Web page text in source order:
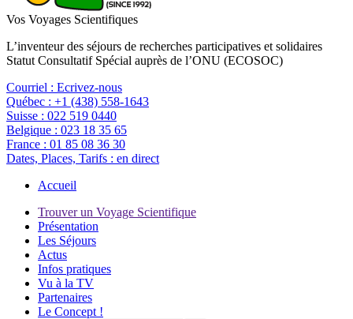
Vos Voyages Scientifiques
L’inventeur des séjours de recherches participatives et solidaires
Statut Consultatif Spécial auprès de l’ONU (ECOSOC)
Courriel : Ecrivez-nous
Québec : +1 (438) 558-1643
Suisse : 022 519 0440
Belgique : 023 18 35 65
France : 01 85 08 36 30
Dates, Places, Tarifs : en direct
Accueil
Trouver un Voyage Scientifique
Présentation
Les Séjours
Actus
Infos pratiques
Vu à la TV
Partenaires
Le Concept !